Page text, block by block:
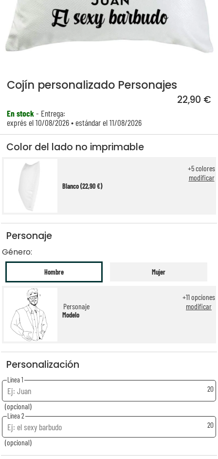
Cojín personalizado Personajes
22,90 €
En stock- Entrega:
exprés el 10/08/2026 • estándar el 11/08/2026
Color del lado no imprimable
Blanco (22,90 €)
+5colores
modificar
Personaje
Género:
Hombre Mujer
Personaje
Modelo
+11opciones
modificar
Personalización
Línea 1
20
(opcional)
Línea 2
20
(opcional)